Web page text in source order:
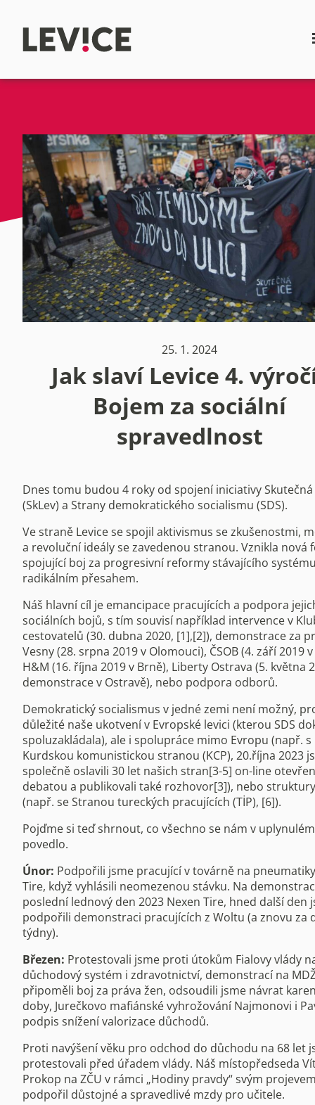
25. 1. 2024
Jak slaví Levice 4.
Bojem za sociální
spravedlnost
Dnes tomu budou 4 roky od spojení iniciativy Skutečná
(SkLev) a Strany demokratického socialismu (SDS).
Ve straně Levice se spojil aktivismus se zkušenostmi,
a revoluční ideály se zavedenou stranou. Vznikla nová
spojující boj za progresivní reformy stávajícího
radikálním přesahem.
Náš hlavní cíl je emancipace pracujících a podpora
sociálních bojů, s tím souvisí například intervence v
cestovatelů (30. dubna 2020, [1],[2]), demonstrace za
Vesny (28. srpna 2019 v Olomouci), ČSOB (4. září 2019
H&M (16. října 2019 v Brně), Liberty Ostrava (5. května
demonstrace v Ostravě), nebo podpora odborů.
Demokratický socialismus v jedné zemi není možný,
důležité naše ukotvení v Evropské levici (kterou SDS
spoluzakládala), ale i spolupráce mimo Evropu (např. s
Kurdskou komunistickou stranou (KCP), 20.října 2023
společně oslavili 30 let našich stran[3-5] on-line
debatou a publikovali také rozhovor[3]), nebo
(např. se Stranou tureckých pracujících (TİP), [6]).
Pojďme si teď shrnout, co všechno se nám v
povedlo.
Únor: Podpořili jsme pracující v továrně na
Tire, když vyhlásili neomezenou stávku. Na
poslední lednový den 2023 Nexen Tire, hned další den
podpořili demonstraci pracujících z Woltu (a znovu za
týdny).
Březen: Protestovali jsme proti útokům Fialovy vlády
důchodový systém i zdravotnictví, demonstrací na
připoměli boj za práva žen, odsoudili jsme návrat
doby, Jurečkovo mafiánské vyhrožování Najmonovi i
podpis snížení valorizace důchodů.
Proti navýšení věku pro odchod do důchodu na 68 let
protestovali před úřadem vlády. Náš místopředseda
Prokop na ZČU v rámci „Hodiny pravdy“ svým
podpořil důstojné a spravedlivé mzdy pro učitele.